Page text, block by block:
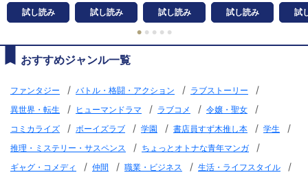
試し読み 試し読み 試し読み 試し読み 試
● ● ● ● ●
おすすめジャンル一覧
ファンタジー / バトル・格闘・アクション / ラブストーリー /
異世界・転生 / ヒューマンドラマ / ラブコメ / 令嬢・聖女 /
コミカライズ / ボーイズラブ / 学園 / 書店員すず木推し本 / 学生 /
推理・ミステリー・サスペンス / ちょっとオトナな青年マンガ /
ギャグ・コメディ / 仲間 / 職業・ビジネス / 生活・ライフスタイル /